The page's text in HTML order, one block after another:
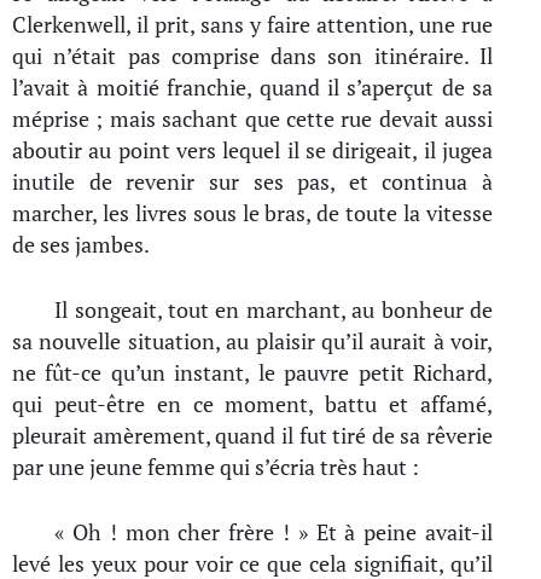
Clerkenwell, il prit, sans y faire attention, une rue
qui n’était pas comprise dans son itinéraire. Il
l’avait à moitié franchie, quand il s’aperçut de sa
méprise ; mais sachant que cette rue devait aussi
aboutir au point vers lequel il se dirigeait, il jugea
inutile de revenir sur ses pas, et continua à
marcher, les livres sous le bras, de toute la vitesse
de ses jambes.
Il songeait, tout en marchant, au bonheur de
sa nouvelle situation, au plaisir qu’il aurait à voir,
ne fût-ce qu’un instant, le pauvre petit Richard,
qui peut-être en ce moment, battu et affamé,
pleurait amèrement, quand il fut tiré de sa rêverie
par une jeune femme qui s’écria très haut :
« Oh ! mon cher frère ! » Et à peine avait-il
levé les yeux pour voir ce que cela signifiait, qu’il